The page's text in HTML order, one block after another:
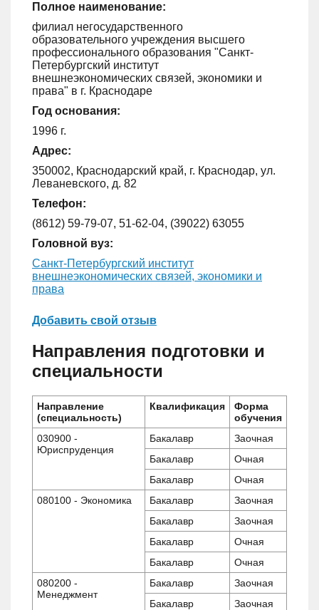
Полное наименование:
филиал негосударственного
образовательного учреждения высшего
профессионального образования "Санкт-
Петербургский институт
внешнеэкономических связей, экономики и
права" в г. Краснодаре
Год основания:
1996 г.
Адрес:
350002, Краснодарский край, г. Краснодар, ул.
Леваневского, д. 82
Телефон:
(8612) 59-79-07, 51-62-04, (39022) 63055
Головной вуз:
Санкт-Петербургский институт
внешнеэкономических связей, экономики и
права
Добавить свой отзыв
Направления подготовки и
специальности
Направление
(специальность)
Квалификация
Форма
обучения
030900 -
Юриспруденция
Бакалавр
Заочная
Бакалавр
Очная
Бакалавр
Очная
080100 - Экономика
Бакалавр
Заочная
Бакалавр
Заочная
Бакалавр
Очная
Бакалавр
Очная
080200 -
Менеджмент
Бакалавр
Заочная
Бакалавр
Заочная